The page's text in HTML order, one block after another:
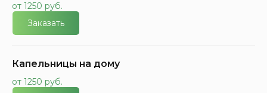
от 1250 руб.
Заказать
Капельницы на дому
от 1250 руб.